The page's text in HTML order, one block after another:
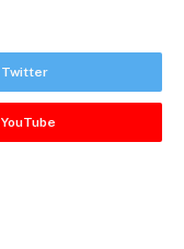
Twitter
YouTube